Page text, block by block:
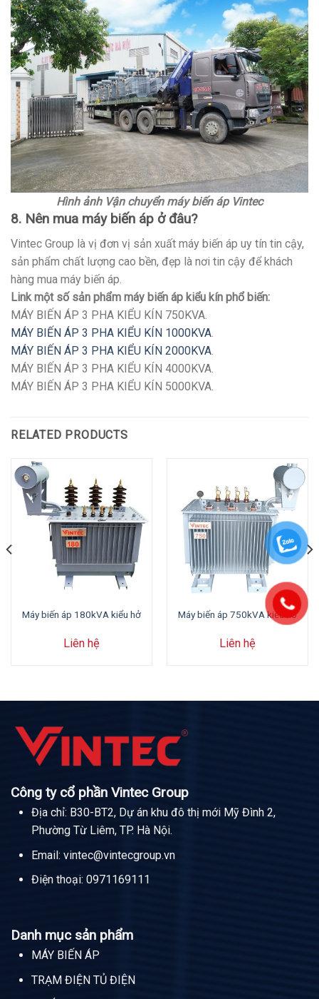
Hình ảnh Vận chuyển máy biến áp Vintec
8. Nên mua máy biến áp ở đâu?
Vintec Group là vị đơn vị sản xuất máy biến áp uy tín tin cậy,
sản phẩm chất lượng cao bền, đẹp là nơi tin cậy để khách
hàng mua máy biến áp.
Link một số sản phẩm máy biến áp kiểu kín phổ biến:
MÁY BIẾN ÁP 3 PHA KIỂU KÍN 750KVA.
MÁY BIẾN ÁP 3 PHA KIỂU KÍN 1000KVA
MÁY BIẾN ÁP 3 PHA KIỂU KÍN 2000KVA
MÁY BIẾN ÁP 3 PHA KIỂU KÍN 4000KVA.
MÁY BIẾN ÁP 3 PHA KIỂU KÍN 5000KVA.
RELATED PRODUCTS
Máy biến áp 180kVA kiểu hở
Liên hệ
Máy biến áp 750kVA kiểu hở
Liên hệ
Công ty cổ phần Vintec Group
Địa chỉ: B30-BT2, Dự án khu đô thị mới Mỹ Đình 2,
Phường Từ Liêm, TP. Hà Nội.
Email:vintec@vintecgroup.vn
Điện thoại:0971169111
Danh mục sản phẩm
MÁY BIẾN ÁP
TRẠM ĐIỆN TỦ ĐIỆN